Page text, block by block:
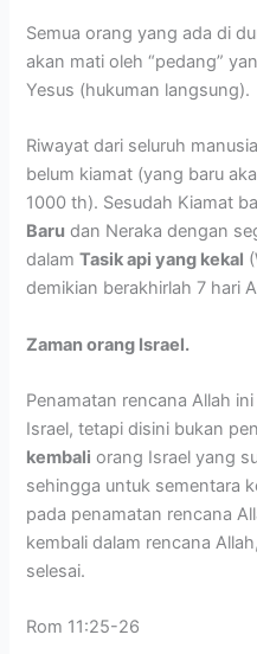
Semua orang yang ada di
akan mati oleh “pedang”
Yesus (hukuman langsung).
Riwayat dari seluruh
belum kiamat (yang baru
1000 th). Sesudah Kiamat
Baru dan Neraka dengan
dalamTasik api yang kekal
demikian berakhirlah 7 hari
Zaman orang Israel.
Penamatan rencana Allah
Israel, tetapi disini bukan
kembali orang Israel yang
sehingga untuk sementara
pada penamatan rencana
kembali dalam rencana
selesai.
Rom 11:25-26